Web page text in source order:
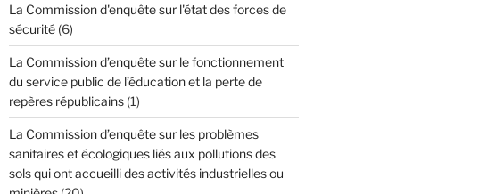
La Commission d'enquête sur l'état des forces de
sécurité(6)
La Commission d’enquête sur le fonctionnement
du service public de l’éducation et la perte de
repères républicains(1)
La Commission d’enquête sur les problèmes
sanitaires et écologiques liés aux pollutions des
sols qui ont accueilli des activités industrielles ou